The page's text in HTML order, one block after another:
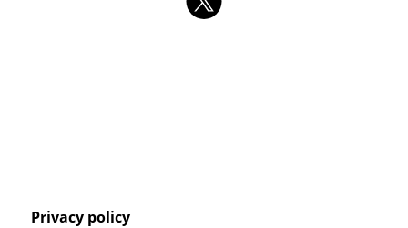
Privacy policy